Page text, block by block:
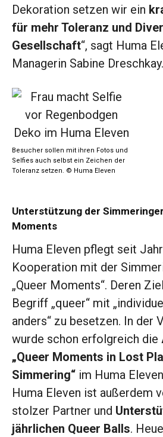
Dekoration setzen wir ein
für mehr Toleranz und
Gesellschaft“, sagt Huma
Managerin Sabine Dreschkay.
Besucher sollen mit ihren Fotos und
Selfies auch selbst ein Zeichen der
Toleranz setzen. © Huma Eleven
Unterstützung der
Moments
Huma Eleven pflegt seit
Kooperation mit der
„Queer Moments“. Deren
Begriff „queer“ mit
anders“ zu besetzen. In der
wurde schon erfolgreich die
„Queer Moments in Lost
Simmering“ im Huma
Huma Eleven ist außerdem
stolzer Partner und
jährlichen Queer Balls.